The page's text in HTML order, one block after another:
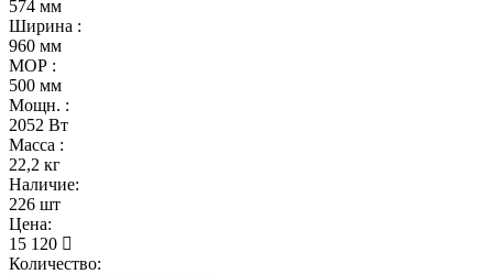
574 мм
Ширина :
960 мм
МОР :
500 мм
Мощн. :
2052 Вт
Масса :
22,2 кг
Наличие:
226 шт
Цена:
15 120
Количество: